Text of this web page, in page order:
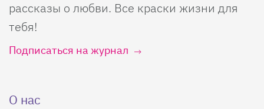
рассказы о любви. Все краски жизни для
тебя!
Подписаться на журнал
О нас